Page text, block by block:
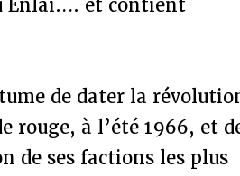
Enlai…. et contient
de dater la
rouge, à l’été 1966, et
de ses factions les plus